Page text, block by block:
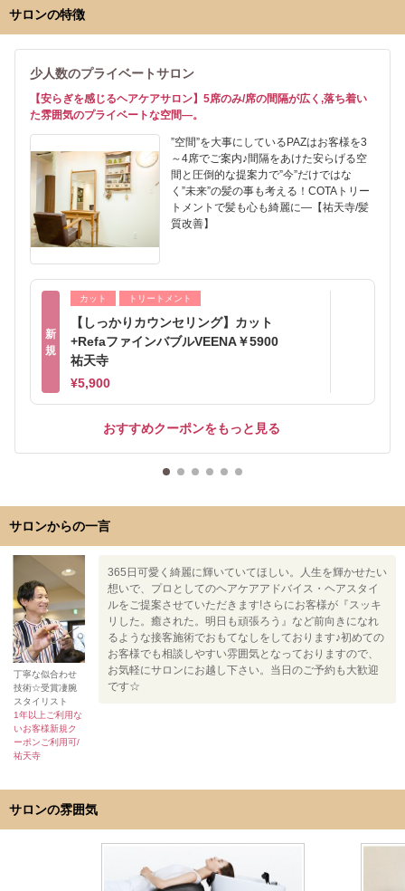
サロンの特徴
少人数のプライベートサロン
【安らぎを感じるヘアケアサロン】5席のみ/席の間隔が広く,落ち着い
た雰囲気のプライベートな空間―。
”空間”を大事にしているPAZはお客様を3
～4席でご案内♪間隔をあけた安らげる空
間と圧倒的な提案力で”今”だけではな
く”未来”の髪の事も考える！COTAトリー
トメントで髪も心も綺麗に―【祐天寺/髪
質改善】
新
規
カット トリートメント
【しっかりカウンセリング】カット
+RefaファインバブルVEENA￥5900
祐天寺
¥5,900
おすすめクーポンをもっと見る
サロンからの一言
丁寧な似合わせ
技術☆受賞凄腕
スタイリスト
1年以上ご利用な
いお客様新規ク
ーポンご利用可/
祐天寺
365日可愛く綺麗に輝いていてほしい。人生を輝かせたい
想いで、プロとしてのヘアケアアドバイス・ヘアスタイ
ルをご提案させていただきます!さらにお客様が『スッキ
リした。癒された。明日も頑張ろう』など前向きになれ
るような接客施術でおもてなしをしております♪初めての
お客様でも相談しやすい雰囲気となっておりますので、
お気軽にサロンにお越し下さい。当日のご予約も大歓迎
です☆
サロンの雰囲気